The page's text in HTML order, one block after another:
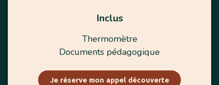
Inclus
Thermomètre
Documents pédagogique
Je réserve mon appel découverte